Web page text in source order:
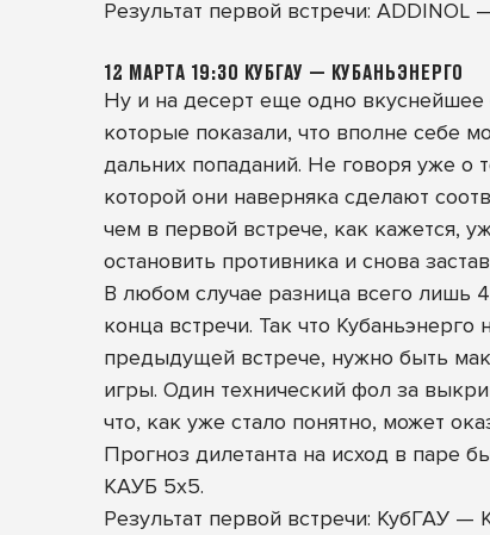
Результат первой встречи:
12 МАРТА 19:30 КУБГАУ — КУБАНЬЭНЕРГО
Ну и на десерт еще одно вкуснейшее
которые показали, что вполне себе
дальних попаданий. Не говоря уже о
которой они наверняка сделают
чем в первой встрече, как кажется,
остановить противника и снова
В любом случае разница всего лишь
конца встречи. Так что
предыдущей встрече, нужно быть
игры. Один технический фол за
что, как уже стало понятно, может
Прогноз дилетанта на исход в паре
КАУБ 5х5.
Результат первой встречи: КубГАУ —